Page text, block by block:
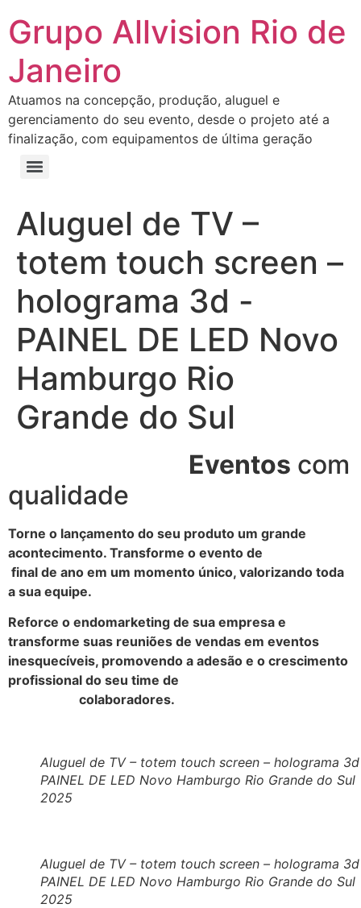
Grupo Allvision Rio de
Janeiro
Atuamos na concepção, produção, aluguel e
gerenciamento do seu evento, desde o projeto até a
finalização, com equipamentos de última geração
Aluguel de TV –
totem touch screen –
holograma 3d -
PAINEL DE LED Novo
Hamburgo Rio
Grande do Sul
Eventos com
qualidade
Torne o lançamento do seu produto um grande
acontecimento. Transforme o evento de
final de ano em um momento único, valorizando toda
a sua equipe.
Reforce o endomarketing de sua empresa e
transforme suas reuniões de vendas em eventos
inesquecíveis, promovendo a adesão e o crescimento
profissional do seu time de
colaboradores.
Aluguel de TV – totem touch screen – holograma
PAINEL DE LED Novo Hamburgo Rio Grande do Sul
2025
Aluguel de TV – totem touch screen – holograma
PAINEL DE LED Novo Hamburgo Rio Grande do Sul
2025